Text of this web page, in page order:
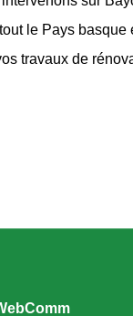
le Pays basque
travaux de